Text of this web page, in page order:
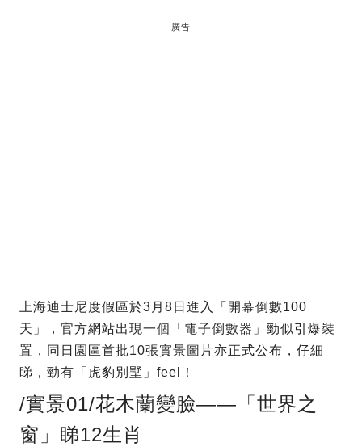
廣告
上海迪士尼度假區於3月8日進入「開幕倒數100
天」，官方網站出現一個「電子倒數器」勁似引爆裝
置，同日園區首批10張實景圖片亦正式公布，仔細
睇，勁有「虎豹別墅」feel！
/實景01/花木蘭變臉——「世界之
窗」睇12生肖